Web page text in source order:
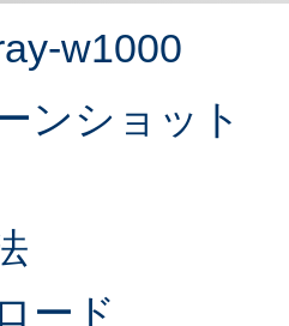
w1000
ンショット
ード